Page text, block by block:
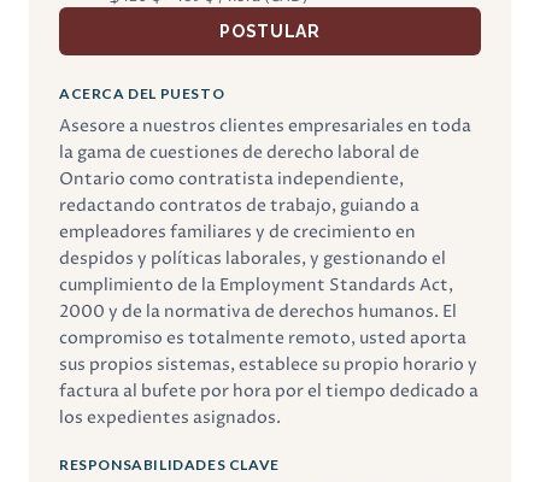
POSTULAR
ACERCA DEL PUESTO
Asesore a nuestros clientes empresariales en toda
la gama de cuestiones de derecho laboral de
Ontario como contratista independiente,
redactando contratos de trabajo, guiando a
empleadores familiares y de crecimiento en
despidos y políticas laborales, y gestionando el
cumplimiento de la Employment Standards Act,
2000 y de la normativa de derechos humanos. El
compromiso es totalmente remoto, usted aporta
sus propios sistemas, establece su propio horario y
factura al bufete por hora por el tiempo dedicado a
los expedientes asignados.
RESPONSABILIDADES CLAVE